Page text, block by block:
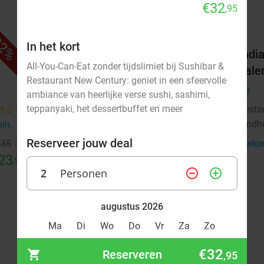
9.0 star
,95
4-gangen shared dining-diner +
brood vooraf bij Winston Bistro
Vandaag Morgen Do
Vr
Winston Bistro
Verkocht: 42
€37,50
Vr
€32,95
In het kort
All-You-Can-Eat zonder tijdslimiet bij Sushibar &
Restaurant New Century: geniet in een sfeervolle
ambiance van heerlijke verse sushi, sashimi,
teppanyaki, het dessertbuffet en meer
Reserveer jouw deal
2 Personen remove_circle_outline add_circle_outline
augustus 2026
Ma
Di Wo Do Vr Za Zo
2
Reserveren €32,95